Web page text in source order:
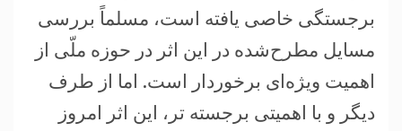
برجستگی خاصی یافته است، مسلماً بررسی
مسایل مطرح‌شده در این اثر در حوزه ملّی از
اهمیت ویژه‌ای برخوردار است. اما از طرف
دیگر و با اهمیتی برجسته تر، این اثر امروز